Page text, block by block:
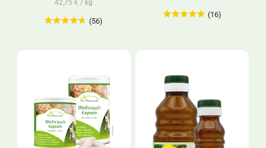
42,75 € / kg
(56)
(16)